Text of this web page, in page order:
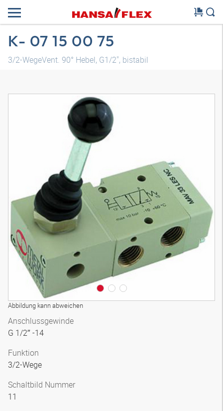
K- 07 15 00 75
3/2-WegeVent. 90° Hebel, G1/2", bistabil
Abbildung kann abweichen
3D Modell
Anschlussgewinde
G 1/2″ -14
Funktion
3/2-Wege
Schaltbild Nummer
11